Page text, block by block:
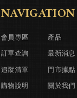
NAVIGATION
會員專區
訂單查詢
追蹤清單
購物說明
產品
最新消息
門市據點
關於我們